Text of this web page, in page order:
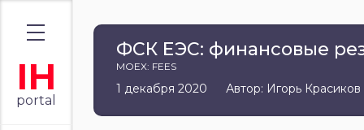
IH
portal
ФСК ЕЭС: финансовые
MOEX: FEES
1 декабря 2020 Автор: Игорь Красиков